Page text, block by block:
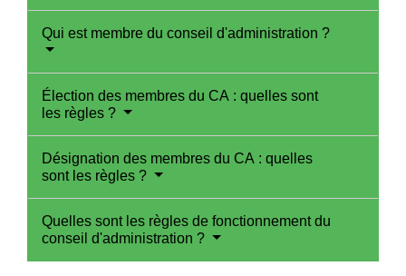
Qui est membre du conseil d'administration ?
Élection des membres du CA : quelles sont
les règles ?
Désignation des membres du CA : quelles
sont les règles ?
Quelles sont les règles de fonctionnement du
conseil d'administration ?